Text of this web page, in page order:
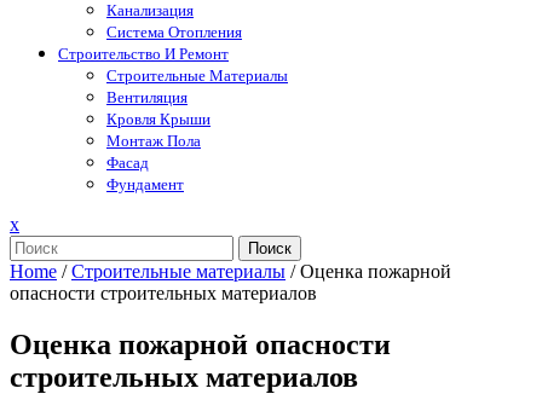
Канализация
Система Отопления
Строительство И Ремонт
Строительные Материалы
Вентиляция
Кровля Крыши
Монтаж Пола
Фасад
Фундамент
xЗакрыть
меню
Поиск
Home /Строительные материалы /Оценка пожарной
опасности строительных материалов
Оценка пожарной опасности
строительных материалов